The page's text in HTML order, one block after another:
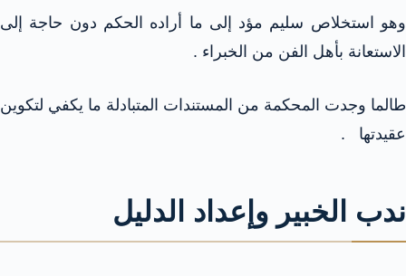
وهو استخلاص سليم مؤد إلى ما أراده الحكم دون حاجة إلى
الاستعانة بأهل الفن من الخبراء .
طالما وجدت المحكمة من المستندات المتبادلة ما يكفي لتكوين
عقيدتها .
ندب الخبير وإعداد الدليل